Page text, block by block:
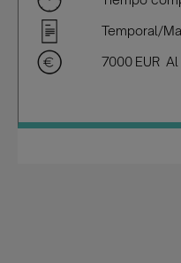
Temporal/
7000 EUR Al